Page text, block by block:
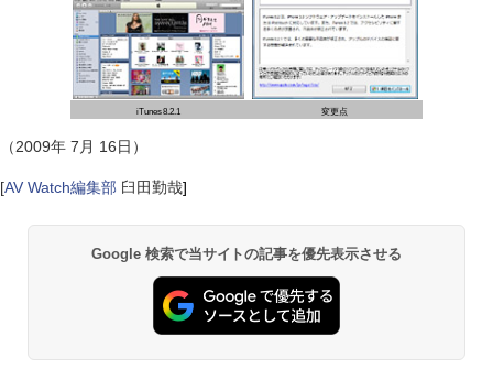
iTunes 8.2.1 変更点
（2009年 7月 16日）
[AV Watch編集部 臼田勤哉]
Google 検索で当サイトの記事を優先表示させる